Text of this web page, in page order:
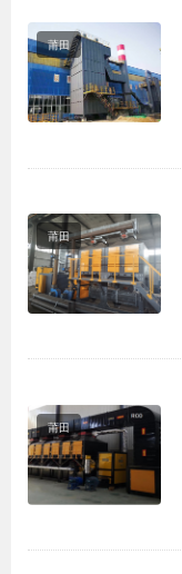
莆田
莆田
莆田